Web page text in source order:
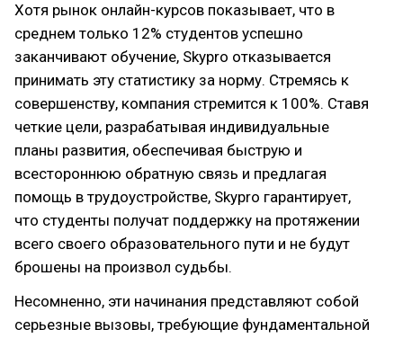
Хотя рынок онлайн-курсов показывает, что в
среднем только 12% студентов успешно
заканчивают обучение, Skypro отказывается
принимать эту статистику за норму. Стремясь к
совершенству, компания стремится к 100%. Ставя
четкие цели, разрабатывая индивидуальные
планы развития, обеспечивая быструю и
всестороннюю обратную связь и предлагая
помощь в трудоустройстве, Skypro гарантирует,
что студенты получат поддержку на протяжении
всего своего образовательного пути и не будут
брошены на произвол судьбы.
Несомненно, эти начинания представляют собой
серьезные вызовы, требующие фундаментальной